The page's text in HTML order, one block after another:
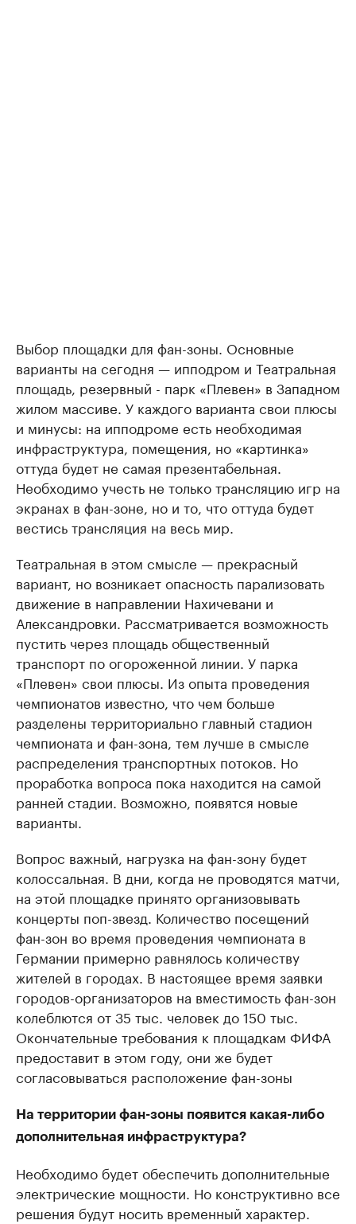
Выбор площадки для фан-зоны. Основные
варианты на сегодня — ипподром и Театральная
площадь, резервный - парк «Плевен» в Западном
жилом массиве. У каждого варианта свои плюсы
и минусы: на ипподроме есть необходимая
инфраструктура, помещения, но «картинка»
оттуда будет не самая презентабельная.
Необходимо учесть не только трансляцию игр на
экранах в фан-зоне, но и то, что оттуда будет
вестись трансляция на весь мир.
Театральная в этом смысле — прекрасный
вариант, но возникает опасность парализовать
движение в направлении Нахичевани и
Александровки. Рассматривается возможность
пустить через площадь общественный
транспорт по огороженной линии. У парка
«Плевен» свои плюсы. Из опыта проведения
чемпионатов известно, что чем больше
разделены территориально главный стадион
чемпионата и фан-зона, тем лучше в смысле
распределения транспортных потоков. Но
проработка вопроса пока находится на самой
ранней стадии. Возможно, появятся новые
варианты.
Вопрос важный, нагрузка на фан-зону будет
колоссальная. В дни, когда не проводятся матчи,
на этой площадке принято организовывать
концерты поп-звезд. Количество посещений
фан-зон во время проведения чемпионата в
Германии примерно равнялось количеству
жителей в городах. В настоящее время заявки
городов-организаторов на вместимость фан-зон
колеблются от 35 тыс. человек до 150 тыс.
Окончательные требования к площадкам ФИФА
предоставит в этом году, они же будет
согласовываться расположение фан-зоны
На территории фан-зоны появится какая-либо
дополнительная инфраструктура?
Необходимо будет обеспечить дополнительные
электрические мощности. Но конструктивно все
решения будут носить временный характер.